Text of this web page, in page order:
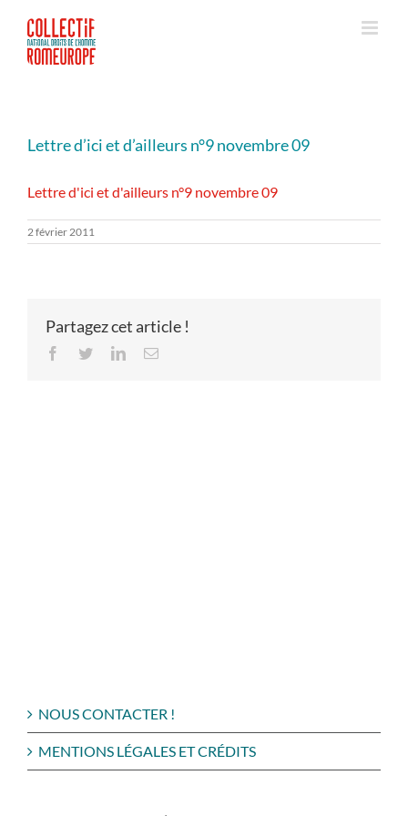
contenu
Lettre d’ici et d’ailleurs n°9 novembre 09
Lettre d'ici et d'ailleurs n°9 novembre 09
2 février 2011
Partagez cet article !
Facebook
TwitterLinkedInEmail
NOUS CONTACTER !
MENTIONS LÉGALES ET CRÉDITS